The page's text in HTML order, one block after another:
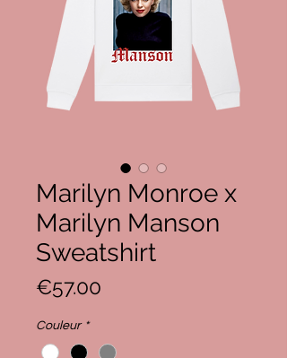
Marilyn Monroe x
Marilyn Manson
Sweatshirt
€57.00
Couleur *